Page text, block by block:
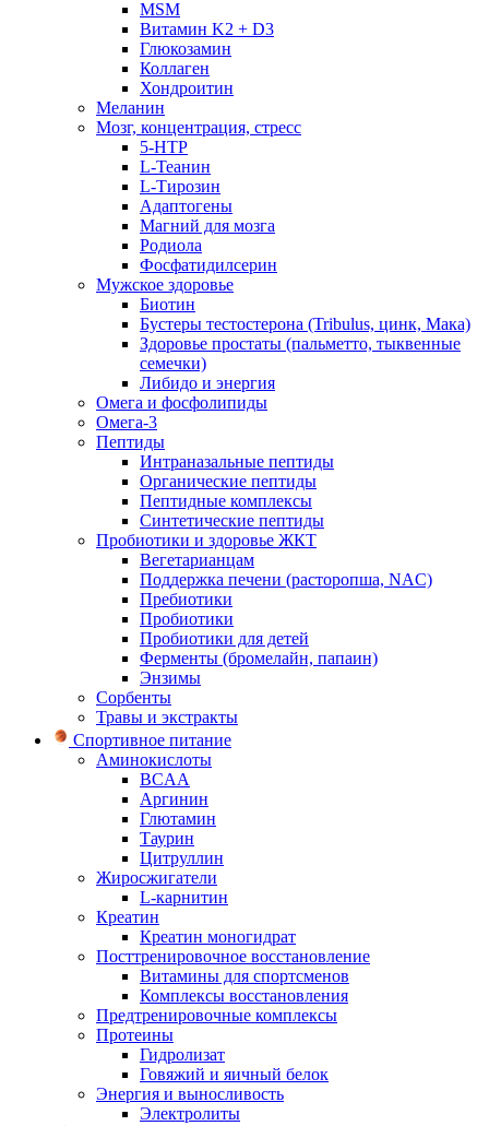
MSM
Витамин K2 + D3
Глюкозамин
Коллаген
Хондроитин
Меланин
Мозг, концентрация, стресс
5-HTP
L-Теанин
L-Тирозин
Адаптогены
Магний для мозга
Родиола
Фосфатидилсерин
Мужское здоровье
Биотин
Бустеры тестостерона (Tribulus, цинк, Мака)
Здоровье простаты (пальметто, тыквенные
семечки)
Либидо и энергия
Омега и фосфолипиды
Омега-3
Пептиды
Интраназальные пептиды
Органические пептиды
Пептидные комплексы
Синтетические пептиды
Пробиотики и здоровье ЖКТ
Вегетарианцам
Поддержка печени (расторопша, NAC)
Пребиотики
Пробиотики
Пробиотики для детей
Ферменты (бромелайн, папаин)
Энзимы
Сорбенты
Травы и экстракты
Спортивное питание
Аминокислоты
BCAA
Аргинин
Глютамин
Таурин
Цитруллин
Жиросжигатели
L-карнитин
Креатин
Креатин моногидрат
Посттренировочное восстановление
Витамины для спортсменов
Комплексы восстановления
Предтренировочные комплексы
Протеины
Гидролизат
Говяжий и яичный белок
Энергия и выносливость
Электролиты